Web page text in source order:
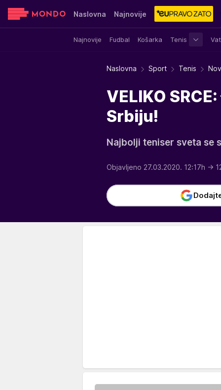
Naslovna Najnovije
Najnovije Fudbal Košarka Tenis
Sensa Stvar ukusa Yumama
Naslovna Sport Tenis
VELIKO
Srbiju!
Najbolji teniser sveta se
Objavljeno 27.03.2020. 12:17h →